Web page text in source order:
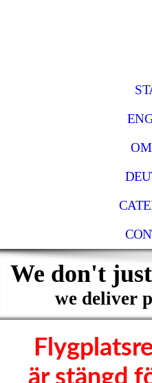
We don't
we deliver
är stängd